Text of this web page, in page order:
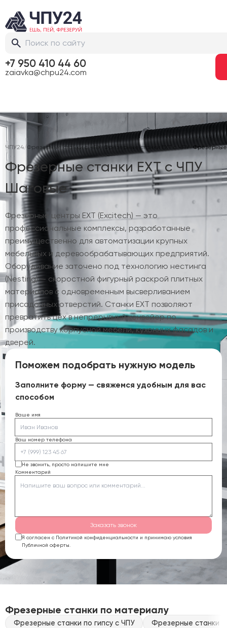
+7 950 410 44 60
zaiavka@chpu24.com
ЧПУ24/Фрезерные станки с ЧПУ/Фрезерные станки EXT с ЧПУ/Фрезерные
Фрезерные станки EXT с ЧПУ
Шаговые
Фрезерные центры EXT (Excitech) — это
профессиональные комплексы, разработанные
преимущественно для автоматизации крупных
мебельных и деревообрабатывающих предприятий.
Оборудование заточено под технологию нестинга
(Nesting) — скоростной фигурный раскрой плитных
материалов с одновременным высверливанием
присадочных отверстий. Станки EXT позволяют
превратить цех в непрерывный конвейер по
производству корпусной мебели, кухонных фасадов и
дверей.
Поможем подобрать нужную модель
Заполните форму — свяжемся удобным для вас
способом
Ваше имя
Ваш номер телефона
Не звонить, просто напишите мне
Комментарий
Заказать звонок
Я согласен с Политикой конфиденциальности и принимаю условия
Публичной оферты.
Фрезерные станки по материалу
Фрезерные станки по гипсу с ЧПУ Фрезерные станки